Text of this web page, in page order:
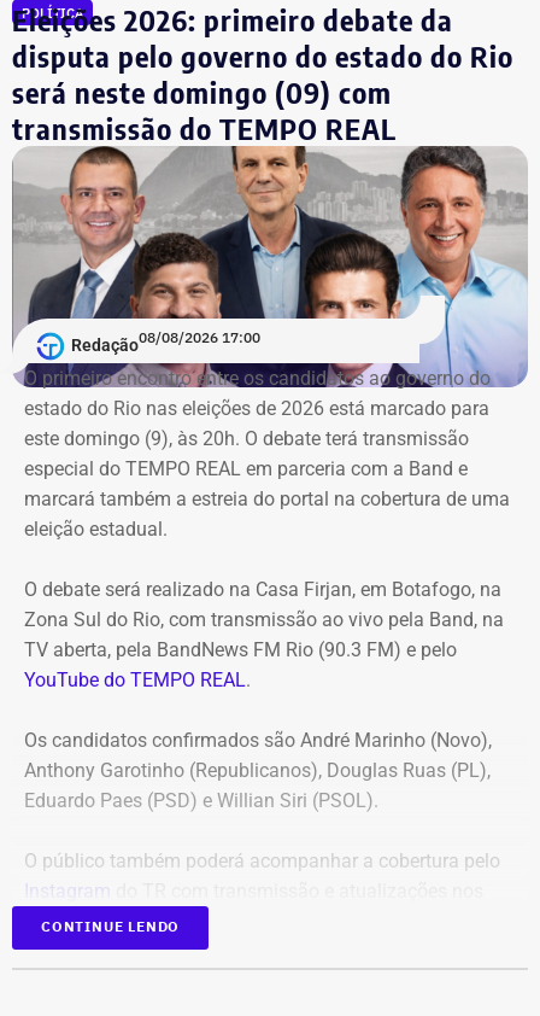
TCE diz que falhas em outro contrato
contrariam princípio da Lei de
Licitações
A nova prorrogação contratualganha destaque em meio
ao cerco do órgãocontra as contratações do município
com a mesma prestadora de serviços.
Conforme noticiado no último sábado (18), o plenário do
TCE determinou, por unanimidade, que a Prefeitura de
Duque de Caxias anule no prazo de 15 dias o contrato
firmado com a Geo Ambiental para o mesmo fim
(locação de maquinários e equipamentos). Na ocasião, a
Corte ordenou também a suspensão imediata dos
pagamentos decorrentes do acordo milionário, que
ultrapassava R$ 100 milhões.
Montebello Willeman, que apontou uma série de
irregularidades no planejamento da concorrência
eletrônica SRP nº 041/2025 e concluiu que os problemas
comprometem a competitividade do certame e, além
a Secretaria Municipal de Obras e Agricultura e a empresa
vencedora.
ausência de estudo comparativo entre a locação e a
compra dos equipamentos
de preços e dos quantitativos, além da concentração de
todo o objeto em um único lote, sem justificativa técnica
POLÍTICA
Eleições 2026: primeiro debate da
disputa pelo governo do estado do Rio
será neste domingo (09) com
transmissão do TEMPO REAL
Redação08/08/2026 17:00
O primeiro encontro entre os candidatos ao ⁠governo do
estado do Rio nas eleições de 2026 está marcado para
este domingo (9), às 20h. O debate terá transmissão
especial do TEMPO REAL em parceria com a Band e
marcará também a estreia do portal na cobertura de uma
eleição estadual.
O debate será realizado na Casa Firjan, em Botafogo, na
Zona Sul do Rio, com transmissão ao vivo pela Band, na
TV aberta, pela BandNews FM Rio (90.3 FM) e pelo
YouTube do TEMPO REAL.
Os candidatos confirmados são André Marinho (Novo),
Anthony Garotinho (Republicanos), Douglas Ruas (PL),
Eduardo Paes (PSD) e Willian Siri (PSOL).
O público também poderá acompanhar a cobertura pelo
Instagram
Stories.
CONTINUE LENDO